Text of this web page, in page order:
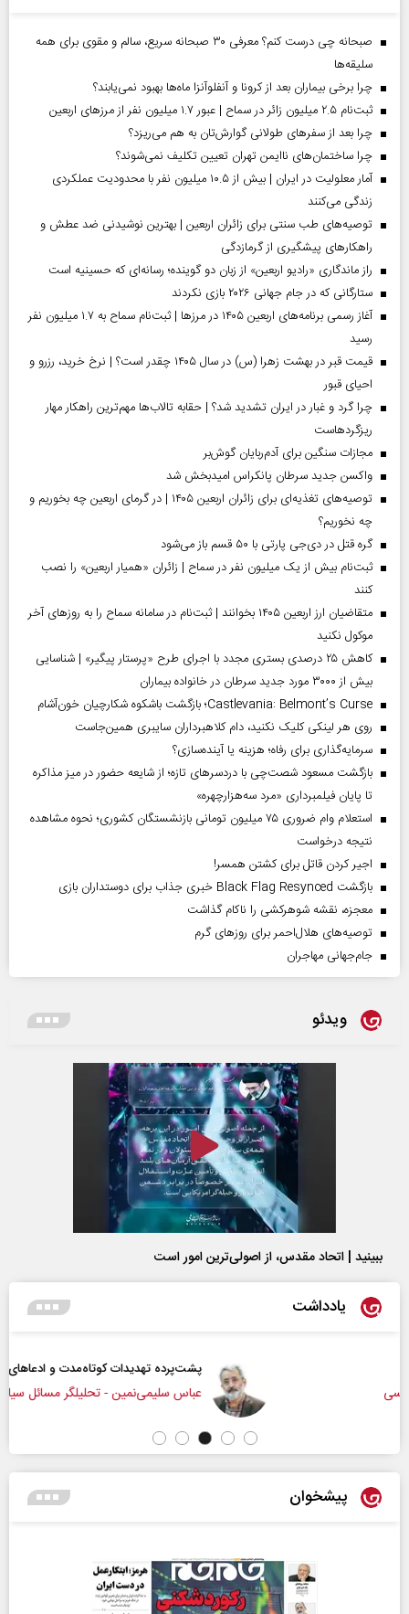
صبحانه چی درست کنم؟ معرفی ۳۰ صبحانه سریع، سالم و مقوی برای همه
سلیقه‌ها
چرا برخی بیماران بعد از کرونا و آنفلوآنزا ماه‌ها بهبود نمی‌یابند؟
ثبت‌نام ۲.۵ میلیون زائر در سماح | عبور ۱.۷ میلیون نفر از مرز‌های اربعین
چرا بعد از سفرهای طولانی گوارش‌تان به هم می‌ریزد؟
چرا ساختمان‌های ناایمن تهران تعیین تکلیف نمی‌شوند؟
آمار معلولیت در ایران | بیش از ۱۰.۵ میلیون نفر با محدودیت عملکردی
زندگی می‌کنند
توصیه‌های طب سنتی برای زائران اربعین | بهترین نوشیدنی ضد عطش و
راهکارهای پیشگیری از گرمازدگی
راز ماندگاری «رادیو اربعین» از زبان دو گوینده؛ رسانه‌ای که حسینیه است
ستارگانی که در جام جهانی ۲۰۲۶ بازی نکردند
آغاز رسمی برنامه‌های اربعین ۱۴۰۵ در مرز‌ها | ثبت‌نام سماح به ۱.۷ میلیون نفر
رسید
قیمت قبر در بهشت زهرا (س) در سال ۱۴۰۵ چقدر است؟ | نرخ خرید، رزرو و
احیای قبور
چرا گرد و غبار در ایران تشدید شد؟ | حقابه تالاب‌ها مهم‌ترین راهکار مهار
ریزگردهاست
مجازات سنگین برای آدم‌ربایان گوش‌بر
واکسن جدید سرطان پانکراس امیدبخش شد
توصیه‌های تغذیه‌ای برای زائران اربعین ۱۴۰۵ | در گرمای اربعین چه بخوریم و
چه نخوریم؟
گره قتل در دی‌جی پارتی با ۵۰ قسم باز می‌شود
ثبت‌نام بیش از یک میلیون نفر در سماح | زائران «همیار اربعین» را نصب
کنند
متقاضیان ارز اربعین ۱۴۰۵ بخوانند | ثبت‌نام در سامانه سماح را به روز‌های آخر
موکول نکنید
کاهش ۲۵ درصدی بستری مجدد با اجرای طرح «پرستار پیگیر» | شناسایی
بیش از ۳۰۰۰ مورد جدید سرطان در خانواده بیماران
Castlevania: Belmont’s Curse؛ بازگشت باشکوه شکارچیان خون‌آشام
روی هر لینکی کلیک نکنید، دام کلاهبرداران سایبری همین‌جاست
سرمایه‌گذاری برای رفاه؛ هزینه یا آینده‌سازی؟
بازگشت مسعود شصت‌چی با دردسر‌های تازه؛ از شایعه حضور در میز مذاکره
تا پایان فیلمبرداری «مرد سه‌هزارچهره»
استعلام وام ضروری ۷۵ میلیون تومانی بازنشستگان کشوری؛ نحوه مشاهده
نتیجه درخواست
اجیر کردن قاتل برای کشتن همسر!
بازگشت Black Flag Resynced خبری جذاب برای دوستداران بازی
معجزه، نقشه شوهرکشی را ناکام گذاشت
توصیه‌های هلال‌احمر برای روز‌های گرم
جام‌جهانی مهاجران
ویدئو
ببینید | اتحاد مقدس، از اصولی‌ترین امور است
یادداشت
پشت‌پرده تهدیدات کوتاه‏‌مدت و ادعا‌های خلاف واقع آمریکا
عباس سلیمی‌نمین - تحلیلگر مسائل سیاسی
پیشخوان